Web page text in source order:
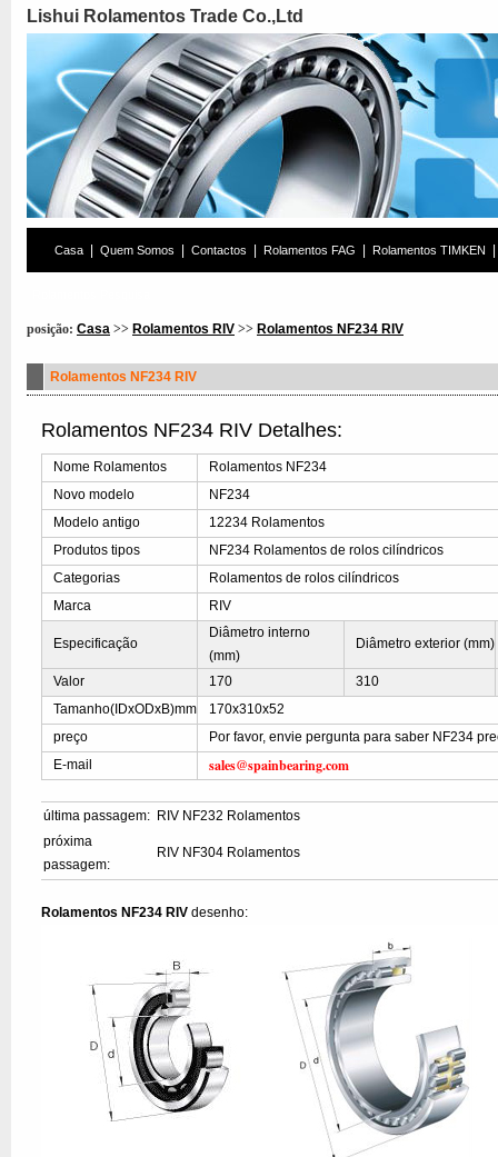
Lishui Rolamentos Trade Co.,Ltd
Casa Quem Somos Contactos Rolamentos FAG Rolamentos TIMKEN
posição: Casa >> Rolamentos RIV >> Rolamentos NF234 RIV
Rolamentos NF234 RIV
Rolamentos NF234 RIV Detalhes:
Nome Rolamentos
Rolamentos NF234
Novo modelo
NF234
Modelo antigo
12234 Rolamentos
Produtos tipos
NF234 Rolamentos de rolos cilíndricos
Categorias
Rolamentos de rolos cilíndricos
Marca
RIV
Especificação
Diâmetro interno
(mm)
Diâmetro exterior (mm)
Valor 170
310
Tamanho(IDxODxB)mm
170x310x52
preço
Por favor, envie pergunta para saber NF234
E-mail
sales@spainbearing.com
última passagem: RIV NF232 Rolamentos
próxima
passagem:
RIV NF304 Rolamentos
Rolamentos NF234 RIV desenho: